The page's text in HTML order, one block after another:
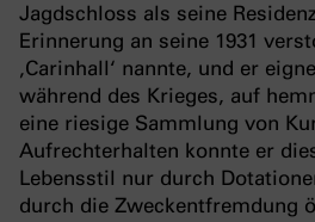
Jagdschloss als seine
Erinnerung an seine 1931
‚Carinhall‘ nannte, und er
während des Krieges, auf
eine riesige Sammlung von
Aufrechterhalten konnte er
Lebensstil nur durch
durch die Zweckentfremdung